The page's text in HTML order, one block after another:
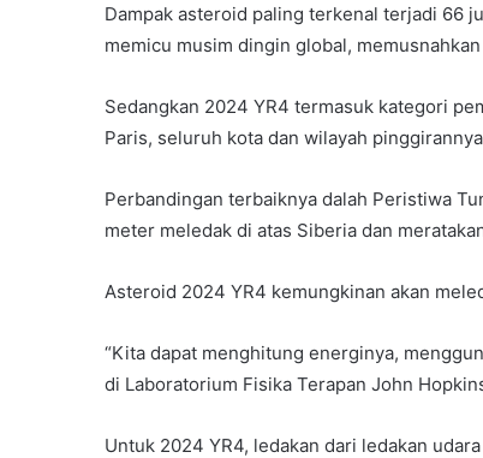
Dampak asteroid paling terkenal terjadi 66
memicu musim dingin global,
Sedangkan 2024 YR4 termasuk kategori
Paris, seluruh kota dan wilayah
Perbandingan terbaiknya dalah Peristiwa
meter meledak di atas Siberia dan
Asteroid 2024 YR4 kemungkinan akan
“Kita dapat menghitung energinya,
di Laboratorium Fisika Terapan John
Untuk 2024 YR4, ledakan dari ledakan